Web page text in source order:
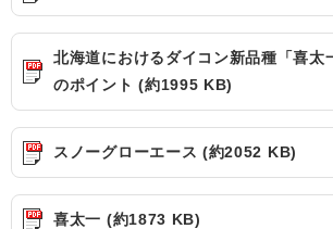
北海道におけるダイコン新品種「喜太
のポイント (約1995 KB)
スノーグローエース (約2052 KB)
喜太一 (約1873 KB)